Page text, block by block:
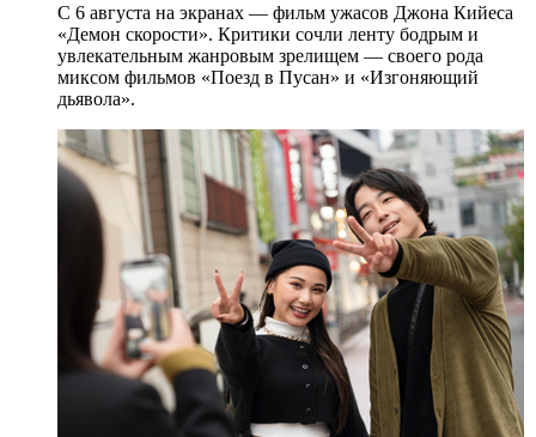
С 6 августа на экранах — фильм ужасов Джона Кийеса
«Демон скорости». Критики сочли ленту бодрым и
увлекательным жанровым зрелищeм — своего рода
миксом фильмов «Поезд в Пусан» и «Изгоняющий
дьявола».